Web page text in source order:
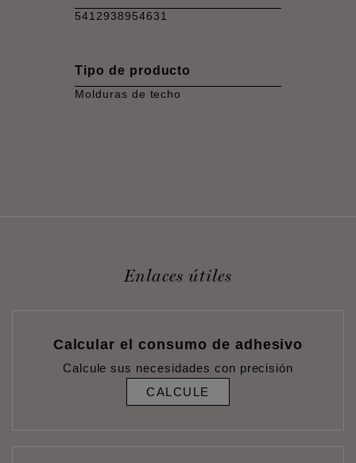
5412938954631
Tipo de producto
Molduras de techo
Enlaces útiles
Calcular el consumo de adhesivo
Calcule sus necesidades con precisión
CALCULE